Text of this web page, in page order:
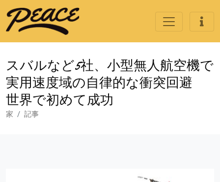
スバルなど5社、小型無人航空機で
実用速度域の自律的な衝突回避
世界で初めて成功
家 記事